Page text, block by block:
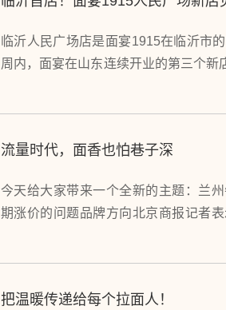
临沂人民广场店是面宴1915在临沂市
周内，面宴在山东连续开业的第三个新
流量时代，面香也怕巷子深
今天给大家带来一个全新的主题：兰
期涨价的问题品牌方向北京商报记者
把温暖传递给每个拉面人！